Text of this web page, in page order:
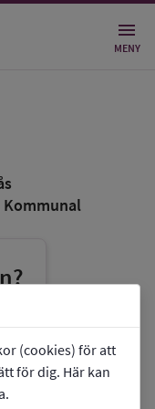
(cookies) för att
för dig. Här kan
MENY
Kommunal